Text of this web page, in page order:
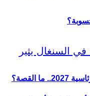
القصة؟